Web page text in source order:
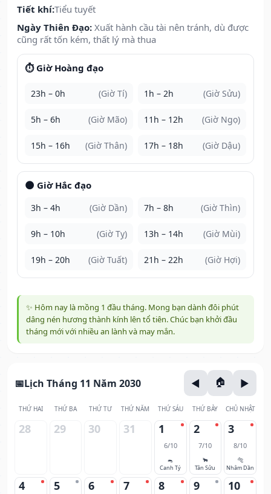
Tiết khí:Tiểu tuyết
Ngày Thiên Đạo: Xuất hành cầu tài nên tránh, dù được
cũng rất tốn kém, thất lý mà thua
⏱️ Giờ Hoàng đạo
23h – 0h (Giờ Tí) 1h – 2h (Giờ Sửu)
5h – 6h (Giờ Mão) 11h – 12h (Giờ Ngọ)
15h – 16h (Giờ Thân) 17h – 18h (Giờ Dậu)
🌑 Giờ Hắc đạo
3h – 4h (Giờ Dần) 7h – 8h (Giờ Thìn)
9h – 10h (Giờ Tỵ) 13h – 14h (Giờ Mùi)
19h – 20h (Giờ Tuất) 21h – 22h (Giờ Hợi)
✨ Hôm nay là mồng 1 đầu tháng. Mong bạn dành đôi phút
dâng nén hương thành kính lên tổ tiên. Chúc bạn khởi đầu
tháng mới với nhiều an lành và may mắn.
Lịch Tháng 11 Năm 2030
THỨ HAI THỨ BA THỨ TƯ THỨ NĂM THỨ SÁU THỨ BẢY CHỦ NHẬT
28 29 30 31 1
6/10
🐀
Canh Tý
2
7/10
🐂
Tân Sửu
3
8/10
🐅
Nhâm Dần
4 5 6 7 8 9 10